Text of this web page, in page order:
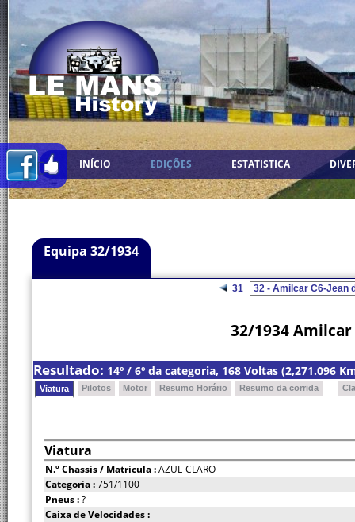
INÍCIO EDIÇÕES ESTATISTICA
Equipa 32/1934
31
32/1934 Amilcar
Resultado: 14º / 6º da categoria, 168 Voltas (2,271.096
Viatura Pilotos Motor Resumo Horário Resumo da corrida
Viatura
N.º Chassis/ Matricula :AZUL-CLARO
Categoria :751/1100
Pneus :?
Caixa de Velocidades :